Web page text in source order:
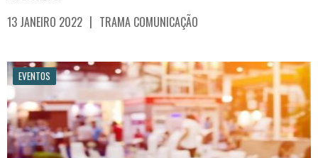
13 JANEIRO 2022 | TRAMA COMUNICAÇÃO
EVENTOS